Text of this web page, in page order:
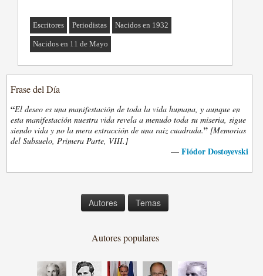
Escritores Periodistas Nacidos en 1932
Nacidos en 11 de Mayo
Frase del Día
“El deseo es una manifestación de toda la vida humana, y aunque en
esta manifestación nuestra vida revela a menudo toda su miseria, sigue
siendo vida y no la mera extracción de una raiz cuadrada.” [Memorias
del Subsuelo, Primera Parte, VIII.]
— Fiódor Dostoyevski
Autores Temas
Autores populares